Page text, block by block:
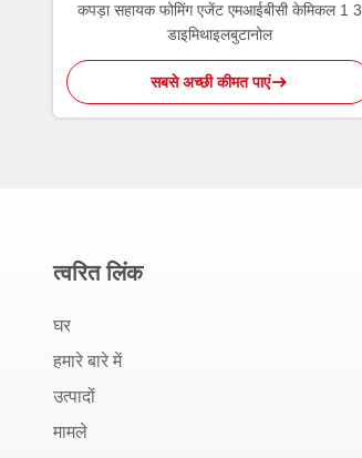
कपड़ा सहायक फोमिंग एजेंट एमआईबीसी केमिकल 1 3
डाइमिथाइलबुटानोल
सबसे अच्छी कीमत पाएं
त्वरित लिंक
घर
हमारे बारे में
उत्पादों
मामले